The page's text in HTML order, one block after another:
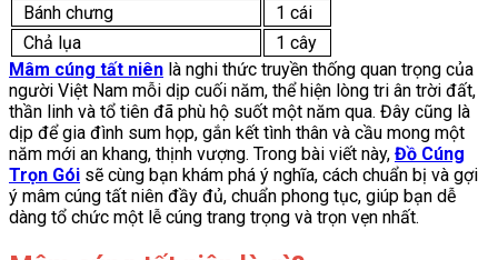
Bánh chưng
1 cái
Chả lụa
1 cây
Mâm cúng tất niên là nghi thức truyền thống quan trọng của
người Việt Nam mỗi dịp cuối năm, thể hiện lòng tri ân trời đất,
thần linh và tổ tiên đã phù hộ suốt một năm qua. Đây cũng là
dịp để gia đình sum họp, gắn kết tình thân và cầu mong một
năm mới an khang, thịnh vượng. Trong bài viết này, Đồ Cúng
Trọn Gói sẽ cùng bạn khám phá ý nghĩa, cách chuẩn bị và gợi
ý mâm cúng tất niên đầy đủ, chuẩn phong tục, giúp bạn dễ
dàng tổ chức một lễ cúng trang trọng và trọn vẹn nhất.